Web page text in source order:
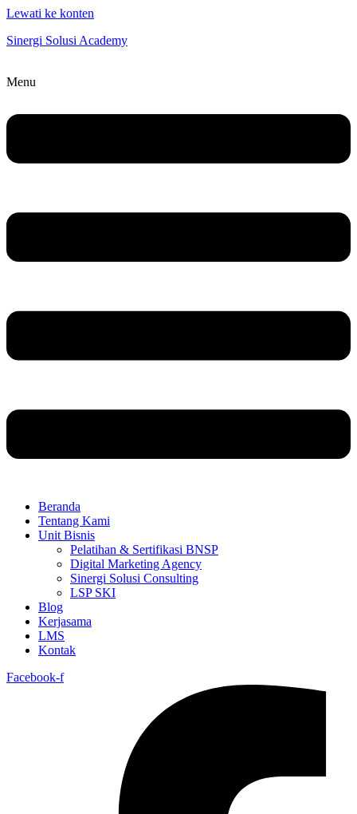
Lewati ke konten
Sinergi Solusi Academy
Menu
Beranda
Tentang Kami
Unit Bisnis
Pelatihan & Sertifikasi BNSP
Digital Marketing Agency
Sinergi Solusi Consulting
LSP SKI
Blog
Kerjasama
LMS
Kontak
Facebook-f